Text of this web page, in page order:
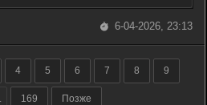
6-04-2026, 23:13
4 5 6 7 8 9
169 Позже